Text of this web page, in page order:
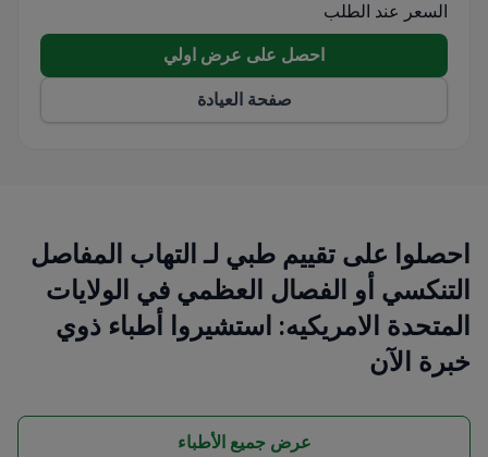
السعر عند الطلب
احصل على عرض اولي
صفحة العيادة
احصلوا على تقييم طبي لـ التهاب المفاصل
التنكسي أو الفصال العظمي في الولايات
المتحدة الامريكيه: استشيروا أطباء ذوي
خبرة الآن
عرض جميع الأطباء